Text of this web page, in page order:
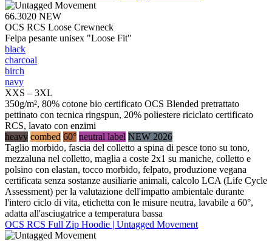
66.3020 NEW
OCS RCS Loose Crewneck
Felpa pesante unisex "Loose Fit"
black
charcoal
birch
navy
XXS – 3XL
350g/m², 80% cotone bio certificato OCS Blended pretrattato
pettinato con tecnica ringspun, 20% poliestere riciclato certificato
RCS, lavato con enzimi
heavy combed 60° neutral label NEW 2026
Taglio morbido, fascia del colletto a spina di pesce tono su tono,
mezzaluna nel colletto, maglia a coste 2x1 su maniche, colletto e
polsino con elastan, tocco morbido, felpato, produzione vegana
certificata senza sostanze ausiliarie animali, calcolo LCA (Life Cycle
Assessment) per la valutazione dell'impatto ambientale durante
l'intero ciclo di vita, etichetta con le misure neutra, lavabile a 60°,
adatta all'asciugatrice a temperatura bassa
OCS RCS Full Zip Hoodie | Untagged Movement